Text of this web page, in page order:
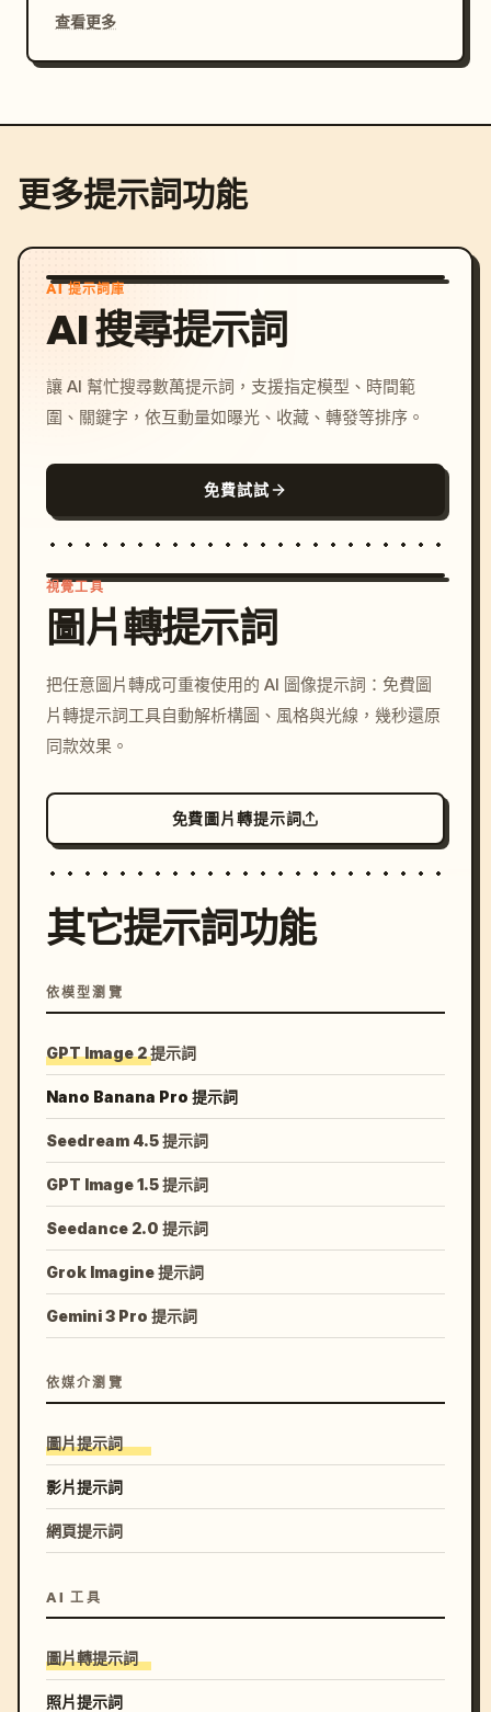
查看更多
更多提示詞功能
AI 提示詞庫
AI 搜尋提示詞
讓 AI 幫忙搜尋數萬提示詞，支援指定模型、時間範
圍、關鍵字，依互動量如曝光、收藏、轉發等排序。
免費試試
c, cyberpunk sunset, neon
colors, 8k --v 6.0
視覺工具
圖片轉提示詞
把任意圖片轉成可重複使用的 AI 圖像提示詞：免費圖
片轉提示詞工具自動解析構圖、風格與光線，幾秒還原
同款效果。
免費圖片轉提示詞
其它提示詞功能
依模型瀏覽
GPT Image 2 提示詞
Nano Banana Pro 提示詞
Seedream 4.5 提示詞
GPT Image 1.5 提示詞
Seedance 2.0 提示詞
Grok Imagine 提示詞
Gemini 3 Pro 提示詞
依媒介瀏覽
圖片提示詞
影片提示詞
網頁提示詞
AI 工具
圖片轉提示詞
照片提示詞